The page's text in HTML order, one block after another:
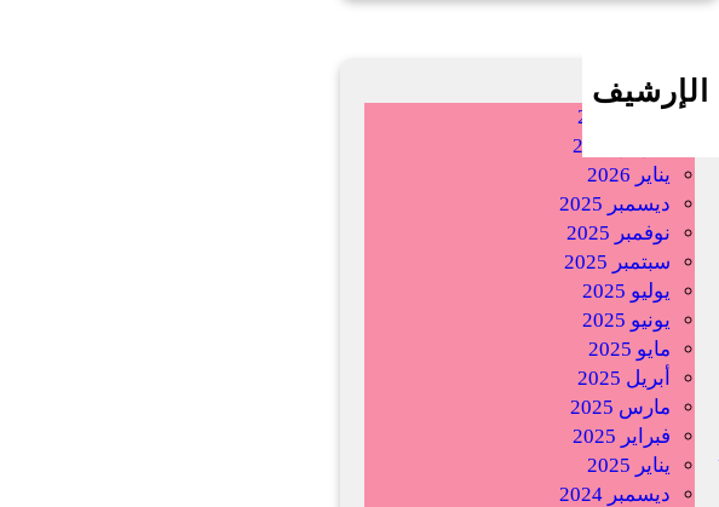
الإرشيف
أبريل 2026
يناير 2026
ديسمبر 2025
نوفمبر 2025
سبتمبر 2025
يوليو 2025
يونيو 2025
مايو 2025
أبريل 2025
مارس 2025
فبراير 2025
يناير 2025
ديسمبر 2024